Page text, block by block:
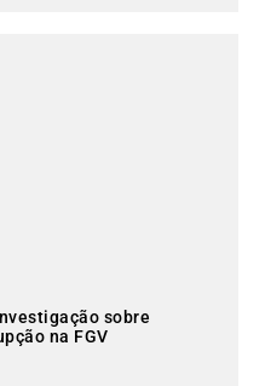
sobre
na FGV